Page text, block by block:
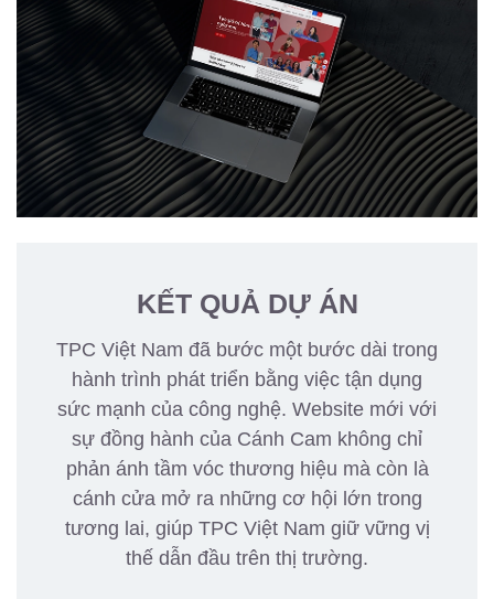
KẾT QUẢ DỰ ÁN
TPC Việt Nam đã bước một bước dài trong
hành trình phát triển bằng việc tận dụng
sức mạnh của công nghệ. Website mới với
sự đồng hành của Cánh Cam không chỉ
phản ánh tầm vóc thương hiệu mà còn là
cánh cửa mở ra những cơ hội lớn trong
tương lai, giúp TPC Việt Nam giữ vững vị
thế dẫn đầu trên thị trường.